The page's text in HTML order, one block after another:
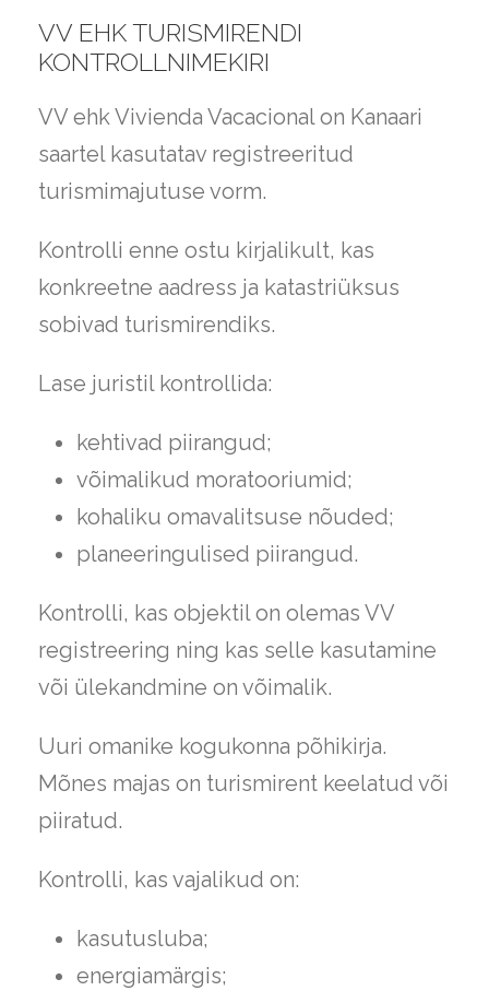
VV EHK TURISMIRENDI
KONTROLLNIMEKIRI
VV ehk Vivienda Vacacional on Kanaari
saartel kasutatav registreeritud
turismimajutuse vorm.
Kontrolli enne ostu kirjalikult, kas
konkreetne aadress ja katastriüksus
sobivad turismirendiks.
Lase juristil kontrollida:
kehtivad piirangud;
võimalikud moratooriumid;
kohaliku omavalitsuse nõuded;
planeeringulised piirangud.
Kontrolli, kas objektil on olemas VV
registreering ning kas selle kasutamine
või ülekandmine on võimalik.
Uuri omanike kogukonna põhikirja.
Mõnes majas on turismirent keelatud või
piiratud.
Kontrolli, kas vajalikud on:
kasutusluba;
energiamärgis;